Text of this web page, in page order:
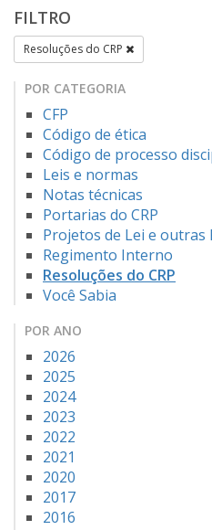
FILTRO
Resoluções do CRP
POR CATEGORIA
CFP
Código de ética
Código de processo
Leis e normas
Notas técnicas
Portarias do CRP
Projetos de Lei e outras
Regimento Interno
Resoluções do CRP
Você Sabia
POR ANO
2026
2025
2024
2023
2022
2021
2020
2017
2016